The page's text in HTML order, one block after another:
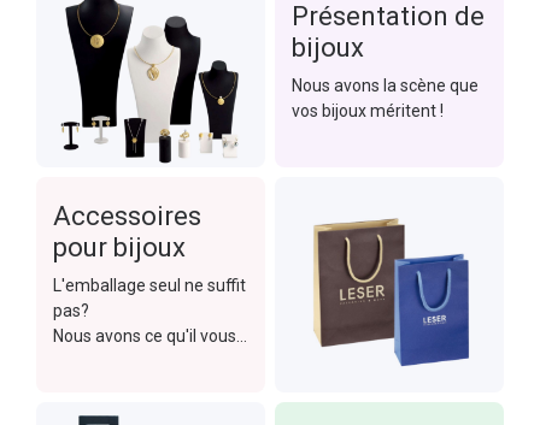
matériaux recyclés.
Présentation de
bijoux
Nous avons la scène que
vos bijoux méritent !
Accessoires
pour bijoux
L'emballage seul ne suffit
pas?
Nous avons ce qu'il vous